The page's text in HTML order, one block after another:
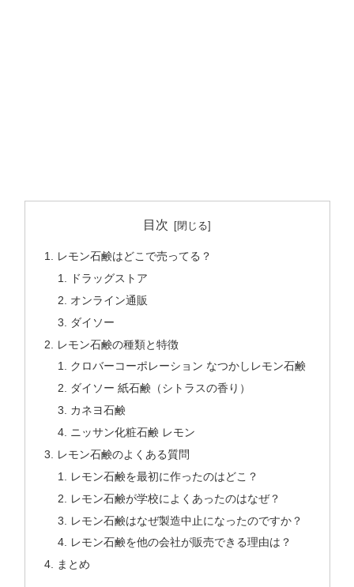
目次
レモン石鹸はどこで売ってる？
ドラッグストア
オンライン通販
ダイソー
レモン石鹸の種類と特徴
クロバーコーポレーション なつかしレモン石鹸
ダイソー 紙石鹸（シトラスの香り）
カネヨ石鹸
ニッサン化粧石鹸 レモン
レモン石鹸のよくある質問
レモン石鹸を最初に作ったのはどこ？
レモン石鹸が学校によくあったのはなぜ？
レモン石鹸はなぜ製造中止になったのですか？
レモン石鹸を他の会社が販売できる理由は？
まとめ